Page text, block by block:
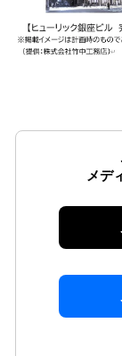
メデ